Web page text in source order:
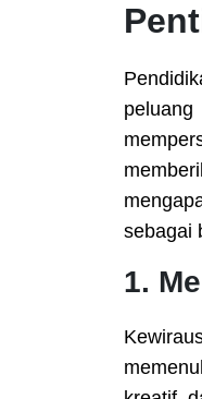
sebagai
1.